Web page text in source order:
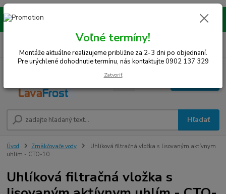
Montáže realizujeme na celom západe SR! Kraje TT, BA, NR, TN, vrátane
Hľadať
(Po-Pia, 8-15 hod.)
0 €
Úvod Zmäkčovače vody
Uhlíková filtračná vložka s lisovaným aktívnym
uhlím - CTO-10
Uhlíková filtračná vložka s
Voľné termíny!
Montáže aktuálne realizujeme približne za 2-3 dni po objednaní.
Pre urýchlené dohodnutie termínu, nás kontaktujte 0902 137 329
Zatvoriť